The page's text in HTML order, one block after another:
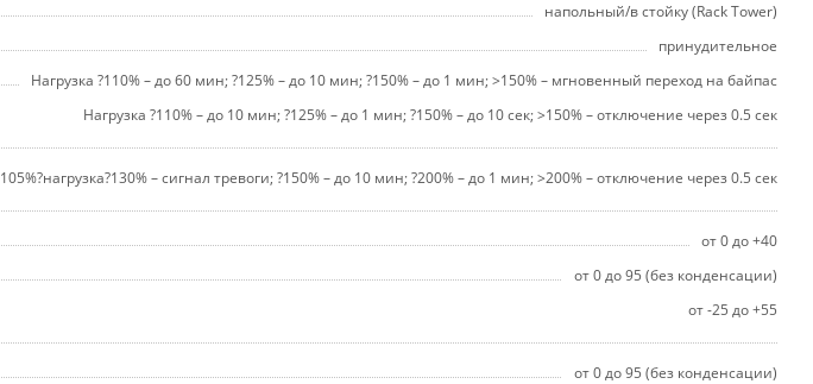
напольный/в стойку (Rack Tower)
принудительное
Нагрузка ?110% – до 60 мин; ?125% – до 10 мин; ?150% – до 1 мин; >150% – мгновенный переход на байпас
Нагрузка ?110% – до 10 мин; ?125% – до 1 мин; ?150% – до 10 сек; >150% – отключение через 0.5 сек
105%?нагрузка?130% – сигнал тревоги; ?150% – до 10 мин; ?200% – до 1 мин; >200% – отключение через 0.5 сек
от 0 до +40
от 0 до 95 (без конденсации)
от -25 до +55
от 0 до 95 (без конденсации)